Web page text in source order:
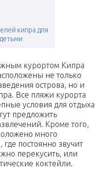
кипра для
курортом Кипра
не только
острова, но и
Все пляжи курорта
условия для отдыха
предложить
Кроме того,
много
постоянно звучит
перекусить, или
коктейли.